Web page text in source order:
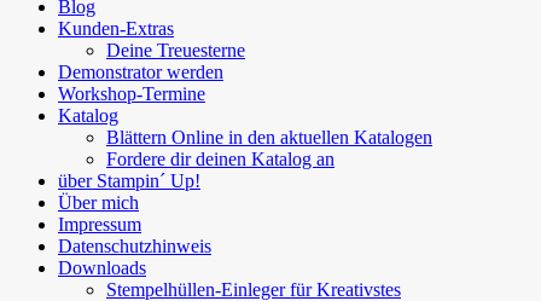
Blog
Kunden-Extras
Deine Treuesterne
Demonstrator werden
Workshop-Termine
Katalog
Blättern Online in den aktuellen Katalogen
Fordere dir deinen Katalog an
über Stampin´ Up!
Über mich
Impressum
Datenschutzhinweis
Downloads
Stempelhüllen-Einleger für Kreativstes